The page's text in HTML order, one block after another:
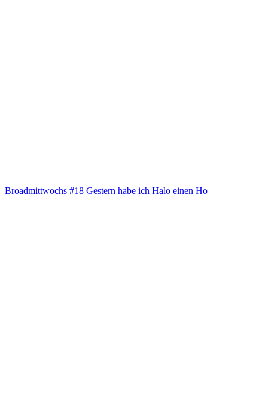
Broad­mitt­wochs #18 Ges­tern habe ich Halo einen Ho